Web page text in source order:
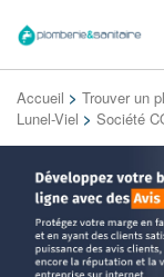
Accueil > Trouver un
Lunel-Viel > Société